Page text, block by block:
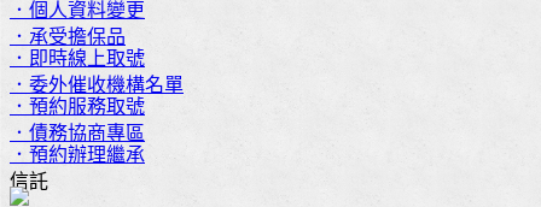
．個人資料變更
．即時線上取號
．預約服務取號
．預約辦理繼承
．承受擔保品
．委外催收機構名單
．債務協商專區
信託